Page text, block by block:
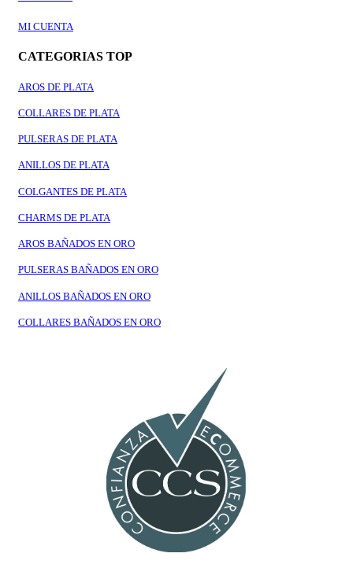
MI CUENTA
CATEGORIAS TOP
AROS DE PLATA
COLLARES DE PLATA
PULSERAS DE PLATA
ANILLOS DE PLATA
COLGANTES DE PLATA
CHARMS DE PLATA
AROS BAÑADOS EN ORO
PULSERAS BAÑADOS EN ORO
ANILLOS BAÑADOS EN ORO
COLLARES BAÑADOS EN ORO